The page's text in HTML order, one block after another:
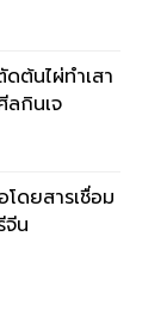
ต้นไผ่ทำเสา
ลกินเจ
โดยสารเชื่อม
จีน